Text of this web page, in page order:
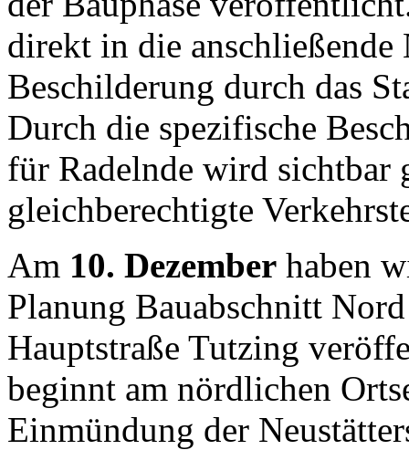
direkt in die anschließende
Beschilderung durch das
Durch die spezifische
für Radelnde wird sichtbar
gleichberechtigte
Am 10. Dezemberhaben
Planung Bauabschnitt
Hauptstraße Tutzing
beginnt am nördlichen
Einmündung der